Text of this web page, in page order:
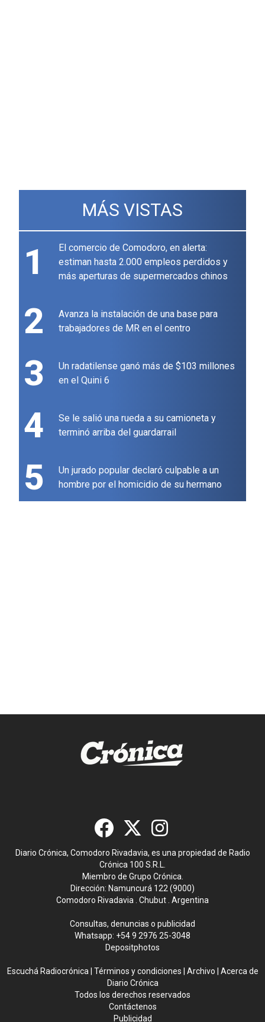
MÁS VISTAS
1
El comercio de Comodoro, en alerta:
estiman hasta 2.000 empleos perdidos y
más aperturas de supermercados chinos
2
Avanza la instalación de una base para
trabajadores de MR en el centro
3
Un radatilense ganó más de $103 millones
en el Quini 6
4
Se le salió una rueda a su camioneta y
terminó arriba del guardarrail
5
Un jurado popular declaró culpable a un
hombre por el homicidio de su hermano
Diario Crónica, Comodoro Rivadavia, es una propiedad de Radio
Crónica 100 S.R.L.
Miembro de Grupo Crónica.
Dirección: Namuncurá 122 (9000)
Comodoro Rivadavia . Chubut . Argentina
Consultas, denuncias o publicidad
Whatsapp: +54 9 2976 25-3048
Depositphotos
Escuchá Radiocrónica| Términos y condiciones Archivo
Acerca de
Diario Crónica
Todos los derechos reservados
Contáctenos
Publicidad